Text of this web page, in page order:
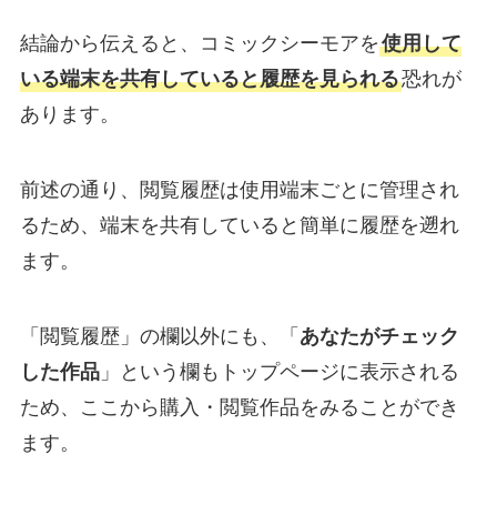
結論から伝えると、コミックシーモアを使用して
いる端末を共有していると履歴を見られる恐れが
あります。
前述の通り、閲覧履歴は使用端末ごとに管理され
るため、端末を共有していると簡単に履歴を遡れ
ます。
「閲覧履歴」の欄以外にも、「 あなたがチェック
した作品」という欄もトップページに表示される
ため、ここから購入・閲覧作品をみることができ
ます。